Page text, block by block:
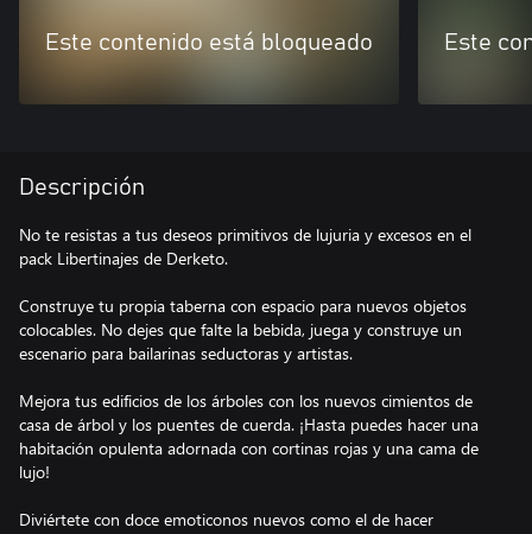
Este contenido está bloqueado Este
Descripción
No te resistas a tus deseos primitivos de lujuria y excesos en el
pack Libertinajes de Derketo.
Construye tu propia taberna con espacio para nuevos objetos
colocables. No dejes que falte la bebida, juega y construye un
escenario para bailarinas seductoras y artistas.
Mejora tus edificios de los árboles con los nuevos cimientos de
casa de árbol y los puentes de cuerda. ¡Hasta puedes hacer una
habitación opulenta adornada con cortinas rojas y una cama de
lujo!
Diviértete con doce emoticonos nuevos como el de hacer